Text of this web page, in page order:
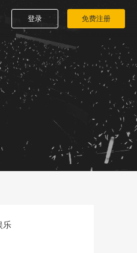
登录 免费注册
乐